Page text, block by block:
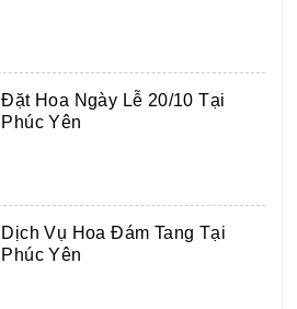
Đặt Hoa Ngày Lễ 20/10 Tại
Phúc Yên
Dịch Vụ Hoa Đám Tang Tại
Phúc Yên